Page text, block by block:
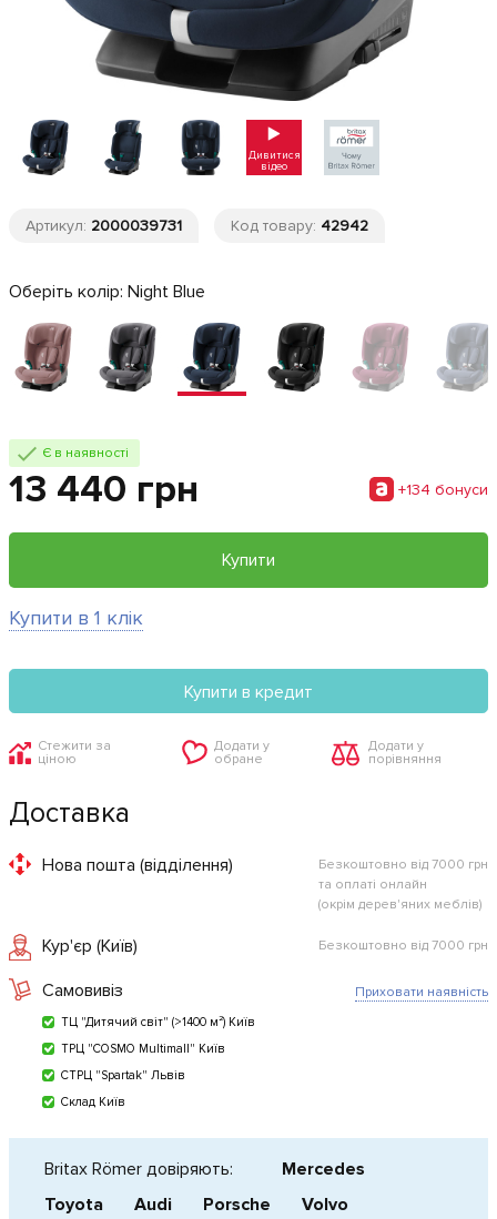
Дивитися
відео
Артикул: 2000039731 Код товару: 42942
Оберіть колір: Night Blue
Є в наявності
13 440 грн +134 бонуси
Купити
Купити в 1 клік
Купити в кредит
Стежити за
ціною
Додати у
обране
Додати у
порівняння
Доставка
Нова пошта (відділення)
Безкоштовно від 7000 грн
та оплаті онлайн
(окрім дерев'яних меблів)
Кур'єр (Київ) Безкоштовно від 7000 грн
Самовивіз
ТЦ "Дитячий світ" (>1400 м²) Київ
ТРЦ "COSMO Multimall" Київ
СТРЦ "Spartak" Львів
Склад Київ
Приховати наявність
Britax Römer довіряють:
Mercedes
Toyota
Audi Porsche
Volvo